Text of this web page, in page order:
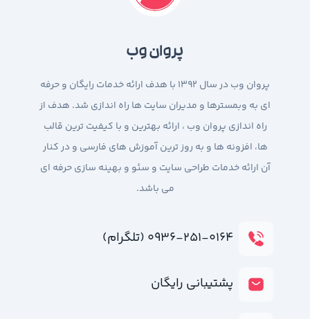
پروان وب
پروان وب در سال 1392 با هدف ارائه خدمات رایگان و حرفه
ای به وبمسترها و مدیران سایت ها راه اندازی شد. هدف از
راه اندازی پروان وب ، ارائه بهترین و با کیفیت ترین قالب
ها، افزونه ها و به روز ترین آموزش های فارسی و در کنار
آن ارائه خدمات طراحی سایت و سئو و بهینه سازی حرفه ای
می باشد.
۰۹۳۶-۲۵۱-۰۱۶۴ (تلگرام)
پشتیبانی رایگان